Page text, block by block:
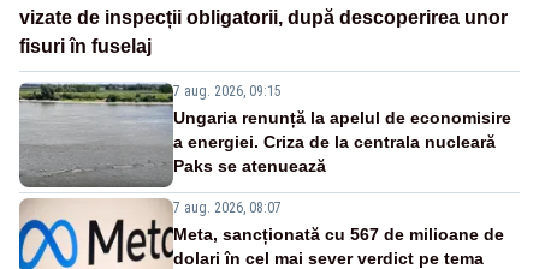
vizate de inspecții obligatorii, după descoperirea unor
fisuri în fuselaj
7 aug. 2026, 09:15
Ungaria renunță la apelul de economisire
a energiei. Criza de la centrala nucleară
Paks se atenuează
7 aug. 2026, 08:07
Meta, sancționată cu 567 de milioane de
dolari în cel mai sever verdict pe tema